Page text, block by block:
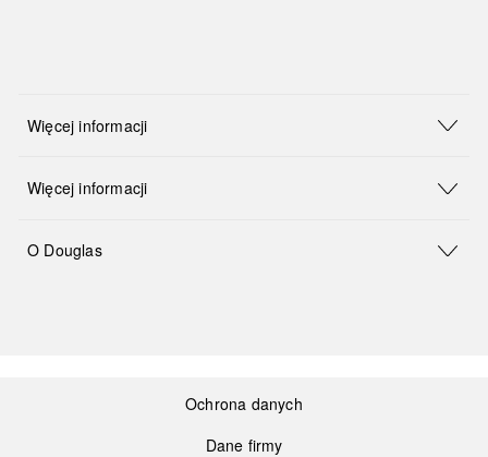
Więcej informacji
Więcej informacji
O Douglas
Ochrona danych
Dane firmy